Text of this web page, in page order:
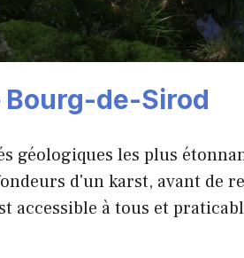
Bourg-de-Sirod
géologiques les plus
d'un karst, avant
accessible à tous et